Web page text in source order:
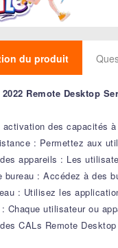
du produit
Remote Desktop
des capacités
: Permettez aux
appareils : Les
bureau : Accédez à des
: Utilisez les
: Chaque utilisateur ou
CALs Remote